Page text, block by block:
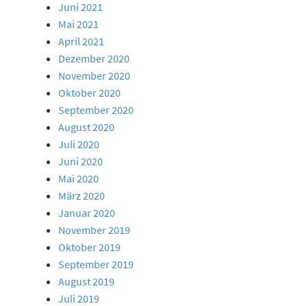
Juni 2021
Mai 2021
April 2021
Dezember 2020
November 2020
Oktober 2020
September 2020
August 2020
Juli 2020
Juni 2020
Mai 2020
März 2020
Januar 2020
November 2019
Oktober 2019
September 2019
August 2019
Juli 2019